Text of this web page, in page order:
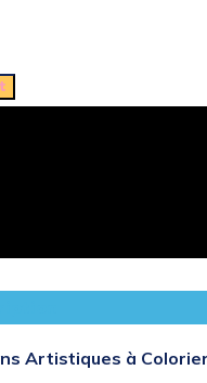
Artistiques à